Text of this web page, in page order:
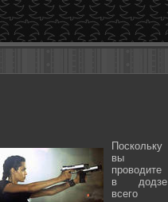
Поскольку
вы
проводите
в додзе
всего